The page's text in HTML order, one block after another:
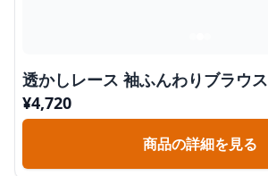
透かしレース 袖ふんわりブラウス
¥4,720
商品の詳細を見る